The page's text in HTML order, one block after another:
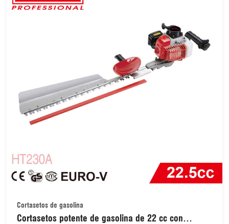
Cortasetos de gasolina
Cortasetos potente de gasolina de 22 cc con